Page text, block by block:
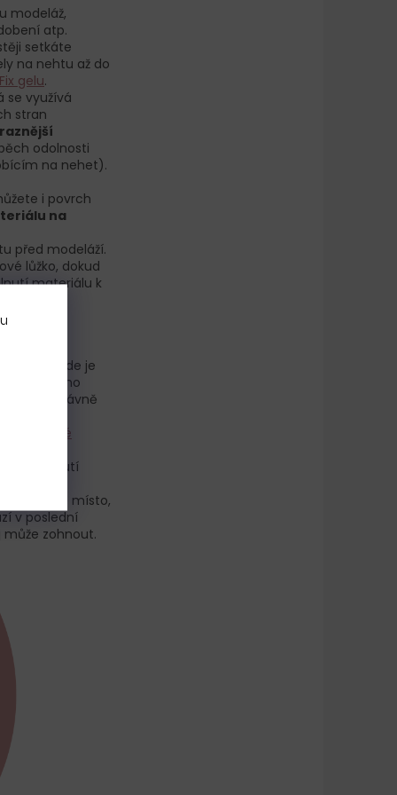
modeláž,
atp.
setkáte
na nehtu až do
Fix gelu.
se využívá
stran
odolnosti
na nehet).
i povrch
na
před modeláží.
lůžko, dokud
materiálu k
v místě, kde je
či jiného
také správně
gelové
klenutí
C.
označuje místo,
v poslední
zohnout.